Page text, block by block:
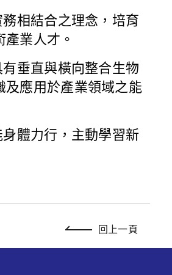
相結合之理念，培育
業人才。
垂直與橫向整合生物
及應用於產業領域之能
體力行，主動學習新
回上一頁